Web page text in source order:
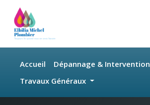
Skip to main content
Accueil Dépannage & Intervention
Travaux Généraux